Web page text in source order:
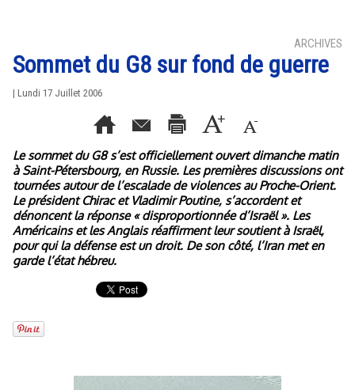
ARCHIVES
Sommet du G8 sur fond de guerre
| Lundi 17 Juillet 2006
Le sommet du G8 s’est officiellement ouvert dimanche matin
à Saint-Pétersbourg, en Russie. Les premières discussions ont
tournées autour de l’escalade de violences au Proche-Orient.
Le président Chirac et Vladimir Poutine, s’accordent et
dénoncent la réponse « disproportionnée d’Israël ». Les
Américains et les Anglais réaffirment leur soutient à Israël,
pour qui la défense est un droit. De son côté, l’Iran met en
garde l’état hébreu.